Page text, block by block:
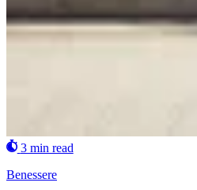
3 min read
Benessere